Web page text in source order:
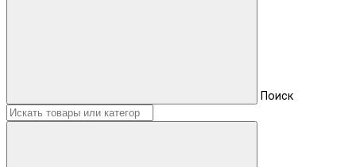
Поиск